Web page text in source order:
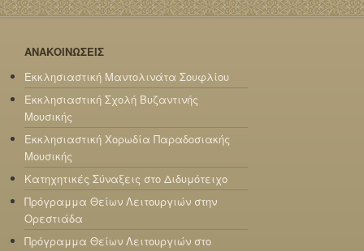
ΑΝΑΚΟΙΝΩΣΕΙΣ
Εκκλησιαστική Μαντολινάτα Σουφλίου
Εκκλησιαστική Σχολή Βυζαντινής
Μουσικής
Εκκλησιαστική Χορωδία Παραδοσιακής
Μουσικής
Κατηχητικές Σύναξεις στο Διδυμότειχο
Πρόγραμμα Θείων Λειτουργιών στην
Ορεστιάδα
Πρόγραμμα Θείων Λειτουργιών στο